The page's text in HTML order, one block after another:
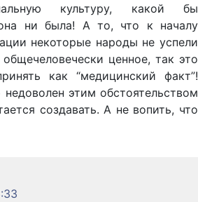
культуру, какой бы
ни была! А то, что к началу
некоторые народы не успели
ценное, так это
как “медицинский факт”!
этим обстоятельством
создавать. А не вопить, что